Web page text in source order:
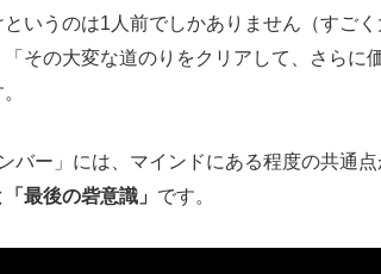
いうのは1人前でしかありません（すごく
その大変な道のりをクリアして、さらに
バー」には、マインドにある程度の共通
最後の砦意識」 です。